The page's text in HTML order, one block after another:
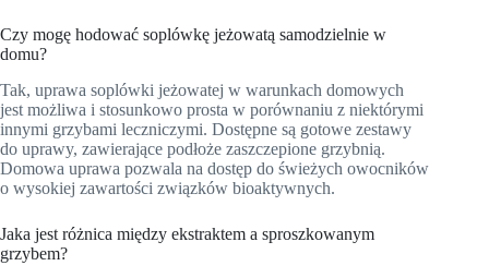
Czy mogę hodować soplówkę jeżowatą samodzielnie w
domu?
Tak, uprawa soplówki jeżowatej w warunkach domowych
jest możliwa i stosunkowo prosta w porównaniu z niektórymi
innymi grzybami leczniczymi. Dostępne są gotowe zestawy
do uprawy, zawierające podłoże zaszczepione grzybnią.
Domowa uprawa pozwala na dostęp do świeżych owocników
o wysokiej zawartości związków bioaktywnych.
Jaka jest różnica między ekstraktem a sproszkowanym
grzybem?